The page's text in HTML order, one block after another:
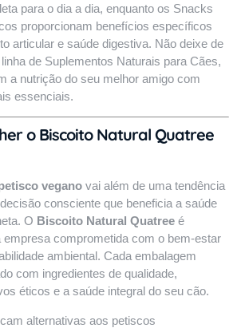
para o dia a dia, enquanto os Snacks
proporcionam benefícios específicos
articular e saúde digestiva. Não deixe de
de Suplementos Naturais para Cães,
a nutrição do seu melhor amigo com
essenciais.
o Biscoito Natural Quatree
vegano vai além de uma tendência
consciente que beneficia a saúde
O Biscoito Natural Quatree é
empresa comprometida com o bem-estar
ambiental. Cada embalagem
com ingredientes de qualidade,
éticos e a saúde integral do seu cão.
alternativas aos petiscos